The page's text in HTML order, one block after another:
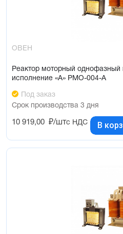
ОВЕН
Реактор моторный однофазный
исполнение «А» РМО-004-А
Под заказ
Срок производства 3 дня
10 919,00 ₽/штс НДС В